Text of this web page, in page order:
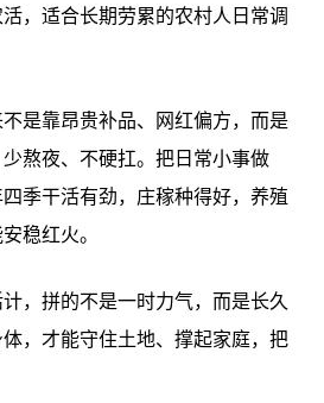
，适合长期劳累的农村人日常调
是靠昂贵补品、网红偏方，而是
熬夜、不硬扛。把日常小事做
季干活有劲，庄稼种得好，养殖
稳红火。
，拼的不是一时力气，而是长久
，才能守住土地、撑起家庭，把